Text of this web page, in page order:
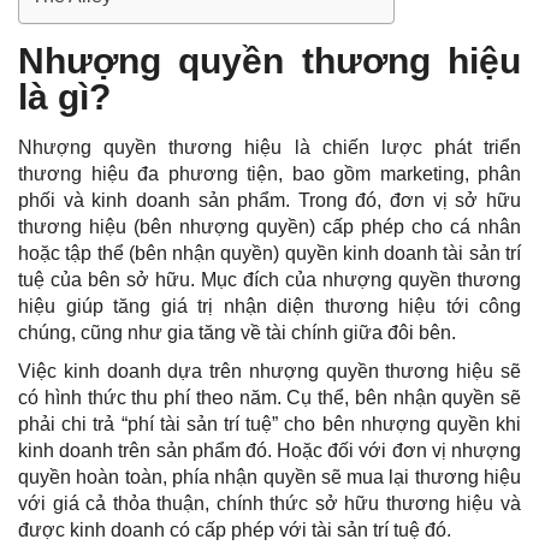
Nhượng quyền thương hiệu
là gì?
Nhượng quyền thương hiệu là chiến lược phát triển
thương hiệu đa phương tiện, bao gồm marketing, phân
phối và kinh doanh sản phẩm. Trong đó, đơn vị sở hữu
thương hiệu (bên nhượng quyền) cấp phép cho cá nhân
hoặc tập thể (bên nhận quyền) quyền kinh doanh tài sản trí
tuệ của bên sở hữu. Mục đích của nhượng quyền thương
hiệu giúp tăng giá trị nhận diện thương hiệu tới công
chúng, cũng như gia tăng về tài chính giữa đôi bên.
Việc kinh doanh dựa trên nhượng quyền thương hiệu sẽ
có hình thức thu phí theo năm. Cụ thể, bên nhận quyền sẽ
phải chi trả “phí tài sản trí tuệ” cho bên nhượng quyền khi
kinh doanh trên sản phẩm đó. Hoặc đối với đơn vị nhượng
quyền hoàn toàn, phía nhận quyền sẽ mua lại thương hiệu
với giá cả thỏa thuận, chính thức sở hữu thương hiệu và
được kinh doanh có cấp phép với tài sản trí tuệ đó.